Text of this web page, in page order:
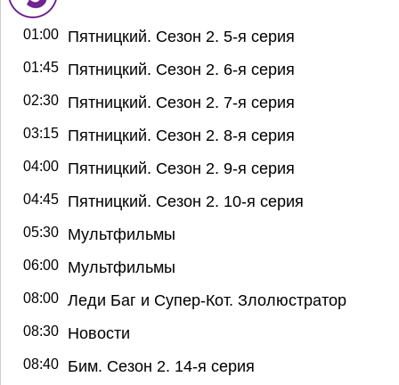
01:00 Пятницкий. Сезон 2. 5-я серия
01:45 Пятницкий. Сезон 2. 6-я серия
02:30 Пятницкий. Сезон 2. 7-я серия
03:15 Пятницкий. Сезон 2. 8-я серия
04:00 Пятницкий. Сезон 2. 9-я серия
04:45 Пятницкий. Сезон 2. 10-я серия
05:30 Мультфильмы
06:00 Мультфильмы
08:00 Леди Баг и Супер-Кот. Злолюстратор
08:30 Новости
08:40 Бим. Сезон 2. 14-я серия